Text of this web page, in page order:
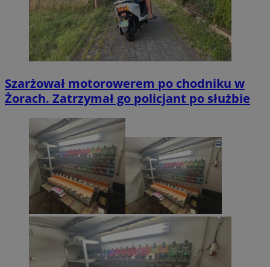
Szarżował motorowerem po chodniku w
Żorach. Zatrzymał go policjant po służbie